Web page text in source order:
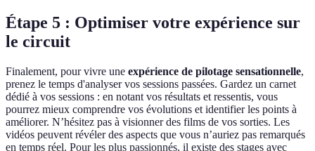
Étape 5 : Optimiser votre expérience sur
le circuit
Finalement, pour vivre une expérience de pilotage sensationnelle,
prenez le temps d'analyser vos sessions passées. Gardez un carnet
dédié à vos sessions : en notant vos résultats et ressentis, vous
pourrez mieux comprendre vos évolutions et identifier les points à
améliorer. N’hésitez pas à visionner des films de vos sorties. Les
vidéos peuvent révéler des aspects que vous n’auriez pas remarqués
en temps réel. Pour les plus passionnés, il existe des stages avec